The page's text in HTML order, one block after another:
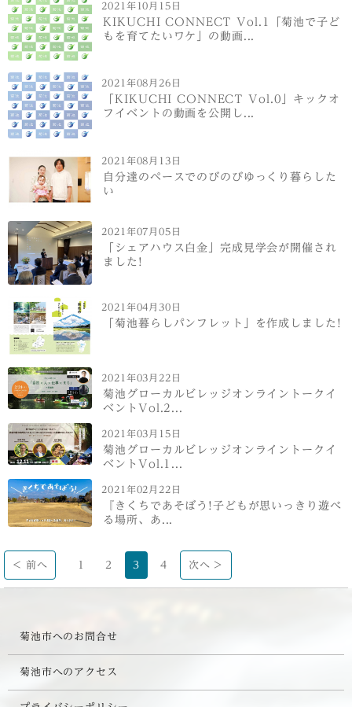
2021年10月15日
KIKUCHI CONNECT Vol.1「菊池で子ど
もを育てたいワケ」の動画...
2021年08月26日
「KIKUCHI CONNECT Vol.0」キックオ
フイベントの動画を公開し...
2021年08月13日
自分達のペースでのびのびゆっくり暮らした
い
2021年07月05日
「シェアハウス白金」完成見学会が開催され
ました!
2021年04月30日
「菊池暮らしパンフレット」を作成しました!
2021年03月22日
菊池グローカルビレッジオンライントークイ
ベントVol.2...
2021年03月15日
菊池グローカルビレッジオンライントークイ
ベントVol.1...
2021年02月22日
『きくちであそぼう!子どもが思いっきり遊べ
る場所、あ...
< 前へ 1 2 3 4 次へ >
菊池市へのお問合せ
菊池市へのアクセス